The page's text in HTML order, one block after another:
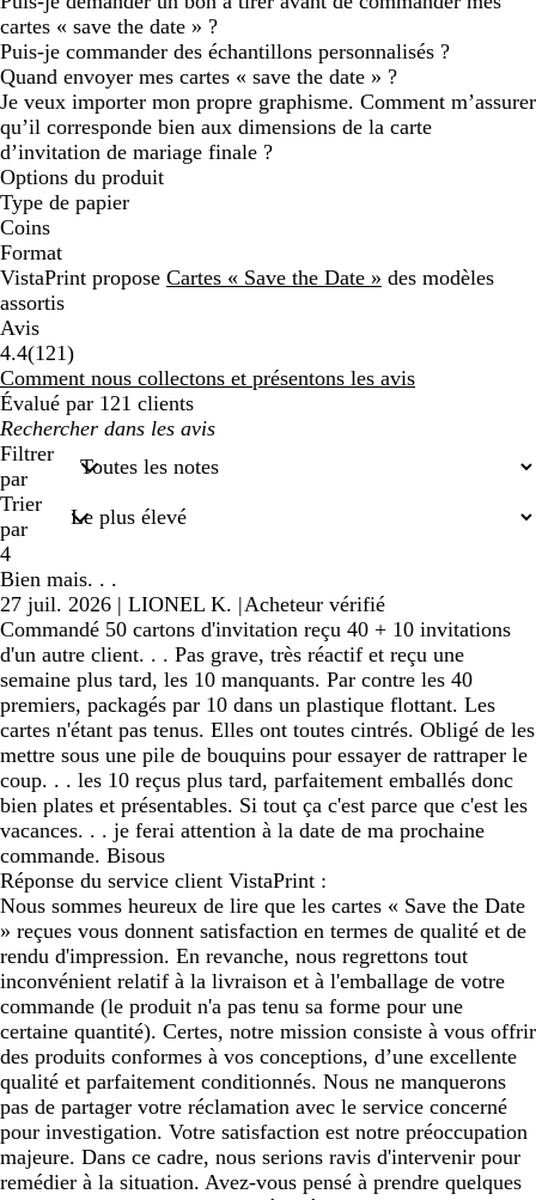
cartes « save the date » ?
Puis-je commander des échantillons personnalisés ?
Quand envoyer mes cartes « save the date » ?
Je veux importer mon propre graphisme. Comment m’assurer
qu’il corresponde bien aux dimensions de la carte
d’invitation de mariage finale ?
Options du produit
Type de papier
Coins
Format
VistaPrint propose Cartes « Save the Date » des modèles
assortis
Avis
4.4(121121
avis
)
Comment nous collectons et présentons les avis
Évalué par 121 clients
Mes
recherches
saisies
Filtrer
par
Trier
par
4
Bien mais. . .
27 juil. 2026 | LIONEL K. |Acheteur vérifié
Commandé 50 cartons d'invitation reçu 40 + 10 invitations
d'un autre client. . . Pas grave, très réactif et reçu une
semaine plus tard, les 10 manquants. Par contre les 40
premiers, packagés par 10 dans un plastique flottant. Les
cartes n'étant pas tenus. Elles ont toutes cintrés. Obligé de les
mettre sous une pile de bouquins pour essayer de rattraper le
coup. . . les 10 reçus plus tard, parfaitement emballés donc
bien plates et présentables. Si tout ça c'est parce que c'est les
vacances. . . je ferai attention à la date de ma prochaine
commande. Bisous
Réponse du service client VistaPrint :
Nous sommes heureux de lire que les cartes « Save the Date
» reçues vous donnent satisfaction en termes de qualité et de
rendu d'impression. En revanche, nous regrettons tout
inconvénient relatif à la livraison et à l'emballage de votre
commande (le produit n'a pas tenu sa forme pour une
certaine quantité). Certes, notre mission consiste à vous offrir
des produits conformes à vos conceptions, d’une excellente
qualité et parfaitement conditionnés. Nous ne manquerons
pas de partager votre réclamation avec le service concerné
pour investigation. Votre satisfaction est notre préoccupation
majeure. Dans ce cadre, nous serions ravis d'intervenir pour
remédier à la situation. Avez-vous pensé à prendre quelques